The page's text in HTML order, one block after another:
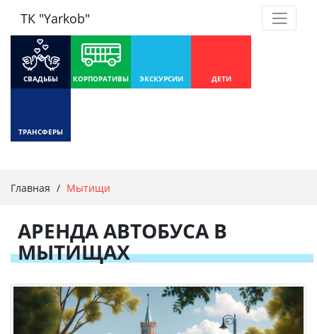
ТК "Yarkob"
СВАДЬБЫ КОРПОРАТИВЫ ЭКСКУРСИИ ДЕТИ
ТРАНСФЕРЫ
Главная / Мытищи
АРЕНДА АВТОБУСА В
МЫТИЩАХ